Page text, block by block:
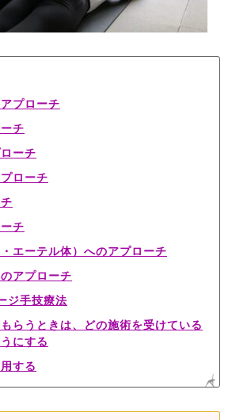
プローチ
チ
ーチ
ローチ
チ
エーテル体）へのアプローチ
アプローチ
ジ手技療法
らうときは、どの施術を受けている
にする
する